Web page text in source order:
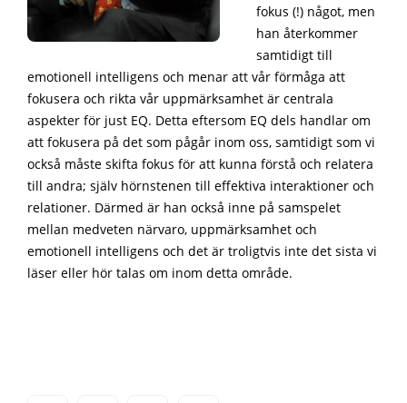
fokus (!) något, men
han återkommer
samtidigt till
emotionell intelligens och menar att vår förmåga att
fokusera och rikta vår uppmärksamhet är centrala
aspekter för just EQ. Detta eftersom EQ dels handlar om
att fokusera på det som pågår inom oss, samtidigt som vi
också måste skifta fokus för att kunna förstå och relatera
till andra; själv hörnstenen till effektiva interaktioner och
relationer. Därmed är han också inne på samspelet
mellan medveten närvaro, uppmärksamhet och
emotionell intelligens och det är troligtvis inte det sista vi
läser eller hör talas om inom detta område.